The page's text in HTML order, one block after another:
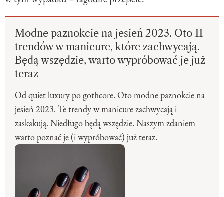
Modne paznokcie na jesień 2023. Oto 11
trendów w manicure, które zachwycają.
Będą wszędzie, warto wypróbować je już
teraz
Od quiet luxury po gothcore. Oto modne paznokcie na
jesień 2023. Te trendy w manicure zachwycają i
zaskakują. Niedługo będą wszędzie. Naszym zdaniem
warto poznać je (i wypróbować) już teraz.